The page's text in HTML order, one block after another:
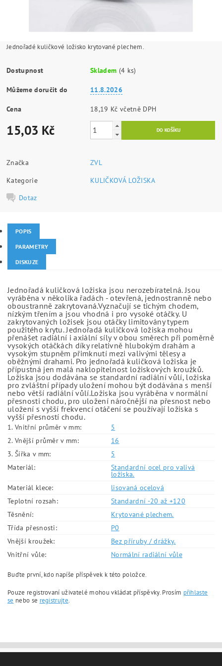
Jednořadé kuličkové ložisko krytované plechem.
Dostupnost Skladem (4 ks)
Můžeme doručit do 11.8.2026
Cena 18,19 Kč včetně DPH
15,03 Kč
Značka
ZVL
Kategorie
KULIČKOVÁ LOŽISKA
Dotaz
POPIS
PARAMETRY
DISKUZE
Jednořadá kuličková ložiska jsou nerozebíratelná. Jsou
vyráběna v několika řadách - otevřená, jednostranně nebo
oboustranně zakrytovaná.Vyznačují se tichým chodem,
nízkým třením a jsou vhodná i pro vysoké otáčky. U
zakrytovaných ložisek jsou otáčky limitovány typem
použitého krytu. Jednořadá kuličková ložiska mohou
přenášet radiální i axiální síly v obou směrech při poměrně
vysokých otáčkách díky relativně hlubokým drahám a
vysokým stupněm přimknutí mezi valivými tělesy a
oběžnými drahami. Pro jednořadá kuličková ložiska je
přípustná jen malá naklopitelnost ložiskových kroužků.
Ložiska jsou dodávána se standardní radiální vůlí, ložiska
pro zvláštní případy uložení mohou být dodávána s menší
nebo větší radiální vůlí.Ložiska jsou vyráběna v normální
přesnosti chodu, pro uložení náročnější na přesnost nebo
uložení s vyšší frekvencí otáčení se používají ložiska s
vyšší přesností chodu.
1. Vnitřní průměr v mm:
5
2. Vnější průměr v mm:
16
3. Šířka v mm:
5
Materiál:
Standardní ocel pro valivá
ložiska.
Materiál klece:
lisovaná ocelová
Teplotní rozsah:
Standardní -20 až +120
Těsnění:
Krytované plechem.
Třída přesnosti:
P0
Vnější kroužek:
Bez příruby / drážky.
Vnitřní vůle:
Normální radiální vůle
Buďte první, kdo napíše příspěvek k této položce.
Pouze registrovaní uživatelé mohou vkládat příspěvky. Prosím přihlaste
se nebo se registrujte.